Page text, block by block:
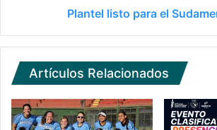
Plantel listo para el
Artículos Relacionados